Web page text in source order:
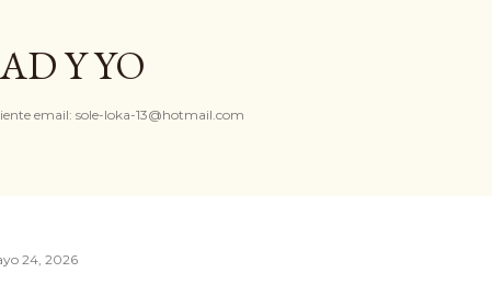
Y YO
email: sole-loka-13@hotmail.com
24, 2026